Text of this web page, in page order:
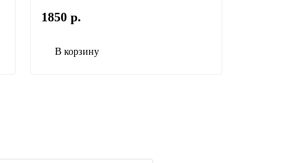
1850 р.
В корзину